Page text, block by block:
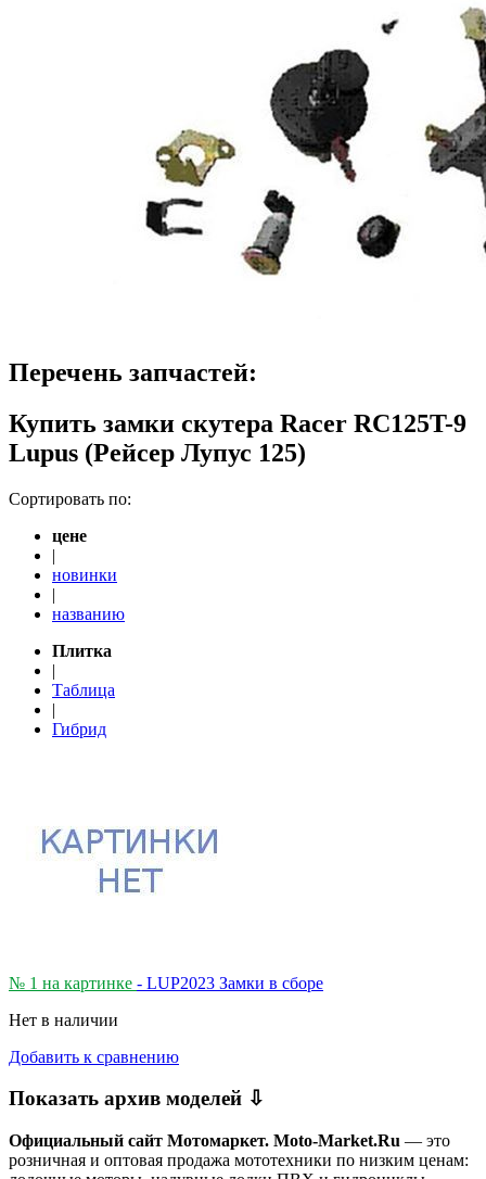
Перечень запчастей:
Купить замки скутера Racer RC125T-9
Lupus (Рейсер Лупус 125)
Сортировать по:
цене
|
новинки
|
названию
Плитка
|
Таблица
|
Гибрид
№ 1 на картинке - LUP2023 Замки в сборе
Нет в наличии
Добавить к сравнению
Показать архив моделей ⇩
Официальный сайт Мотомаркет. Moto-Market.Ru — это
розничная и оптовая продажа мототехники по низким ценам: